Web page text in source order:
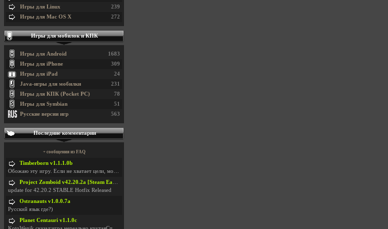
239
Игры для Linux
272
Игры для Mac OS X
Игры для мобилок и КПК
1683
Игры для Android
309
Игры для iPhone
24
Игры для iPad
231
Java-игры для мобилки
78
Игры для КПК (Pocket PC)
51
Игры для Symbian
563
Русские версии игр
Последние комментарии
+ сообщения из FAQ
Timberborn v1.1.1.0b
Обожаю эту игру. Если не хватает цели, можно чудо
Project Zomboid v42.20.2a [Steam Early Access]
update for 42.20.2 STABLE Hotfix Released
Ostranauts v1.0.0.7a
Русский язык где?)
Planet Centauri v1.1.0c